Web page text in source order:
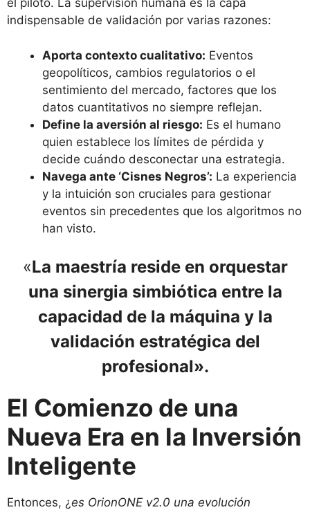
el piloto. La supervisión humana es la capa
indispensable de validación por varias razones:
Aporta contexto cualitativo: Eventos
geopolíticos, cambios regulatorios o el
sentimiento del mercado, factores que los
datos cuantitativos no siempre reflejan.
Define la aversión al riesgo: Es el humano
quien establece los límites de pérdida y
decide cuándo desconectar una estrategia.
Navega ante ‘Cisnes Negros’: La experiencia
y la intuición son cruciales para gestionar
eventos sin precedentes que los algoritmos no
han visto.
«La maestría reside en orquestar
una sinergia simbiótica entre la
capacidad de la máquina y la
validación estratégica del
profesional».
El Comienzo de una
Nueva Era en la Inversión
Inteligente
Entonces, ¿es OrionONE v2.0 una evolución